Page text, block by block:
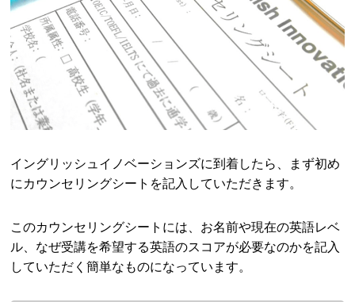
イングリッシュイノベーションズに到着したら、まず初め
にカウンセリングシートを記入していただきます。
このカウンセリングシートには、お名前や現在の英語レベ
ル、なぜ受講を希望する英語のスコアが必要なのかを記入
していただく簡単なものになっています。